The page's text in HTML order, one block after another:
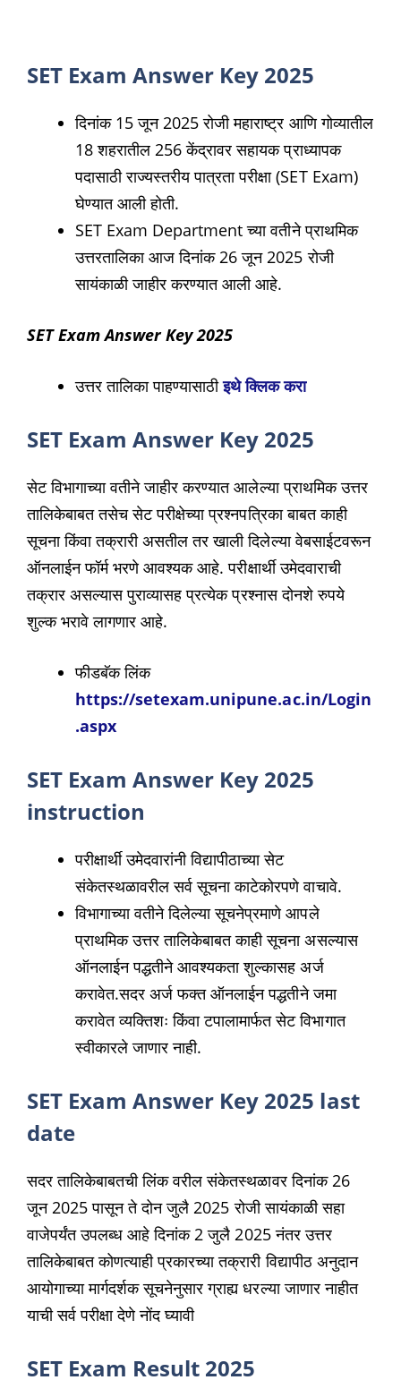
SET Exam Answer Key 2025
दिनांक 15 जून 2025 रोजी महाराष्ट्र आणि गोव्यातील
18 शहरातील 256 केंद्रावर सहायक प्राध्यापक
पदासाठी राज्यस्तरीय पात्रता परीक्षा (SET Exam)
घेण्यात आली होती.
SET Exam Department च्या वतीने प्राथमिक
उत्तरतालिका आज दिनांक 26 जून 2025 रोजी
सायंकाळी जाहीर करण्यात आली आहे.
SET Exam Answer Key 2025
उत्तर तालिका पाहण्यासाठीइथे क्लिक करा
SET Exam Answer Key 2025
सेट विभागाच्या वतीने जाहीर करण्यात आलेल्या प्राथमिक उत्तर
तालिकेबाबत तसेच सेट परीक्षेच्या प्रश्नपत्रिका बाबत काही
सूचना किंवा तक्रारी असतील तर खाली दिलेल्या वेबसाईटवरून
ऑनलाईन फॉर्म भरणे आवश्यक आहे. परीक्षार्थी उमेदवाराची
तक्रार असल्यास पुराव्यासह प्रत्येक प्रश्नास दोनशे रुपये
शुल्क भरावे लागणार आहे.
फीडबॅक लिंक
https://setexam.unipune.ac.in/Login
.aspx
SET Exam Answer Key 2025
instruction
परीक्षार्थी उमेदवारांनी विद्यापीठाच्या सेट
संकेतस्थळावरील सर्व सूचना काटेकोरपणे वाचावे.
विभागाच्या वतीने दिलेल्या सूचनेप्रमाणे आपले
प्राथमिक उत्तर तालिकेबाबत काही सूचना असल्यास
ऑनलाईन पद्धतीने आवश्यकता शुल्कासह अर्ज
करावेत.सदर अर्ज फक्त ऑनलाईन पद्धतीने जमा
करावेत व्यक्तिशः किंवा टपालामार्फत सेट विभागात
स्वीकारले जाणार नाही.
SET Exam Answer Key 2025 last
date
सदर तालिकेबाबतची लिंक वरील संकेतस्थळावर दिनांक 26
जून 2025 पासून ते दोन जुलै 2025 रोजी सायंकाळी सहा
वाजेपर्यंत उपलब्ध आहे दिनांक 2 जुलै 2025 नंतर उत्तर
तालिकेबाबत कोणत्याही प्रकारच्या तक्रारी विद्यापीठ अनुदान
आयोगाच्या मार्गदर्शक सूचनेनुसार ग्राह्य धरल्या जाणार नाहीत
याची सर्व परीक्षा देणे नोंद घ्यावी
SET Exam Result 2025